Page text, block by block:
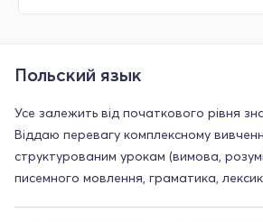
Польский язык
Усе залежить від початкового рівня
Віддаю перевагу комплексному
структурованим урокам (вимова,
писемного мовлення, граматика,